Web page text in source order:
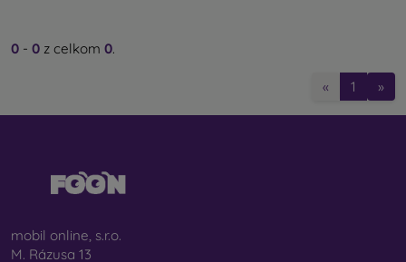
svetu. Aj napriek tomu však chcú, aby bol ich telefón
chránený. Jeho výhodou je, že nevytláča nalepené
ochranné sklo na mobil. Môžete preto siahnuť aj po
celotvárovom 3D tvrdenom skle, ktoré spolu s krytom
Štýlové zadné kryty
najrôznejších variantoch, motívoch či farbách, a preto
môžete vďaka nim jedinečným spôsobom vyjadriť svoju
0 - 0 z celkom 0.
« 1 »
mobil online, s.r.o.
M. Rázusa 13